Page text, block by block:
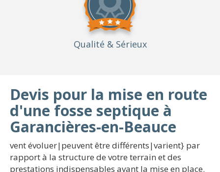
Qualité & Sérieux
Devis pour la mise en route
d'une fosse septique à
Garancières-en-Beauce
vent évoluer|peuvent être différents|varient} par
rapport à la structure de votre terrain et des
prestations indispensables avant la mise en place.